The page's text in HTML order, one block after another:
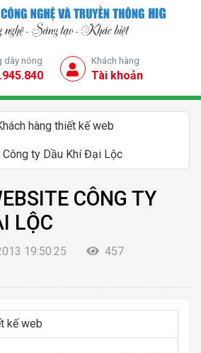
dây nóng Khách hàng
Tài khoản
hàng thiết kế web
ty Dầu Khí Đại Lộc
CÔNG TY
LỘC
19:50:25
457
kế web